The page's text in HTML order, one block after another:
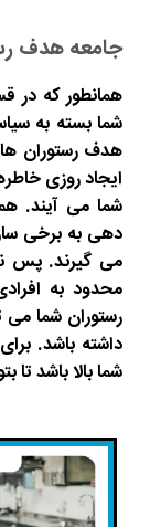
جامعه هدف
همانطور که در
شما بسته به
هدف رستوران ها
ایجاد روزی
شما می آیند.
دهی به برخی
می گیرند. پس
محدود به
رستوران شما می
داشته باشد.
شما بالا باشد تا